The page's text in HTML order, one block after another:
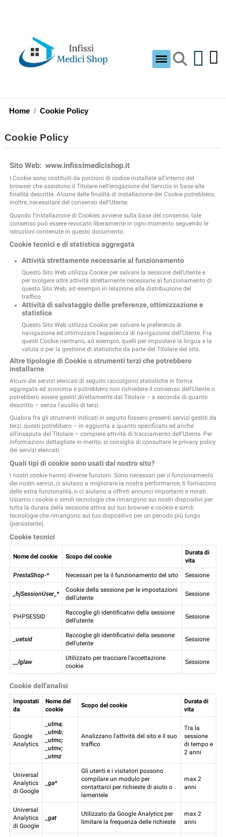
Home Cookie Policy
Cookie Policy
Sito Web: www.infissimedicishop.it
I Cookie sono costituiti da porzioni di codice installate all'interno del
browser che assistono il Titolare nell’erogazione del Servizio in base alle
finalità descritte. Alcune delle finalità di installazione dei Cookie potrebbero,
inoltre, necessitare del consenso dell'Utente.
Quando l’installazione di Cookies avviene sulla base del consenso, tale
consenso può essere revocato liberamente in ogni momento seguendo le
istruzioni contenute in questo documento.
Cookie tecnici e di statistica aggregata
Attività strettamente necessarie al funzionamento
Questo Sito Web utilizza Cookie per salvare la sessione dell'Utente e
per svolgere altre attività strettamente necessarie al funzionamento di
questo Sito Web, ad esempio in relazione alla distribuzione del
traffico.
Attività di salvataggio delle preferenze, ottimizzazione e
statistica
Questo Sito Web utilizza Cookie per salvare le preferenze di
navigazione ed ottimizzare l'esperienza di navigazione dell'Utente. Fra
questi Cookie rientrano, ad esempio, quelli per impostare la lingua e la
valuta o per la gestione di statistiche da parte del Titolare del sito.
Altre tipologie di Cookie o strumenti terzi che potrebbero
installarne
Alcuni dei servizi elencati di seguito raccolgono statistiche in forma
aggregata ed anonima e potrebbero non richiedere il consenso dell'Utente o
potrebbero essere gestiti direttamente dal Titolare – a seconda di quanto
descritto – senza l'ausilio di terzi.
Qualora fra gli strumenti indicati in seguito fossero presenti servizi gestiti da
terzi, questi potrebbero – in aggiunta a quanto specificato ed anche
all’insaputa del Titolare – compiere attività di tracciamento dell’Utente. Per
informazioni dettagliate in merito, si consiglia di consultare le privacy policy
dei servizi elencati.
Quali tipi di cookie sono usati dal nostro sito?
I nostri cookie hanno diverse funzioni. Sono necessari per il funzionamento
dei nostri servizi, ci aiutano a migliorare la nostra performance, ti forniscono
delle extra funzionalità, o ci aiutano a offrirti annunci importanti e mirati.
Usiamo i cookie o simili tecnologie che rimangono sui nostri dispositivi per
tutta la durata della sessione attiva sul tuo browser e cookie e simili
tecnologie che rimangono sul tuo dispositivo per un periodo più lungo
(persistente).
Cookie tecnici
Nome del cookie Scopo del cookie
Durata di
vita
PrestaShop-* Necessari per la il funzionamento del sito Sessione
_hjSessionUser_*
Cookie della sessione per le impostazioni
dell'utente
Sessione
PHPSESSID
Raccoglie gli identificativi della sessione
dell'utente
Sessione
_uetsid
Raccoglie gli identificativi della sessione
dell'utente
Sessione
__lglaw
Utilizzato per tracciare l'accettazione
cookie
Sessione
Cookie dell'analisi
Impostati
da
Nome del
cookie
Scopo del cookie
Durata di
vita
Google
Analytics
_utma;
_utmb;
_utmc;
_utmv;
_utmz
Analizzano l'attività del sito e il suo
traffico
Tra la
sessione
di tempo e
2 anni
Universal
Analytics
di Google
_ga*
Gli utenti e i visitatori possono
compilare un modulo per
contattarci per richieste di aiuto o
lamentele
max 2
anni
Universal
Analytics
di Google
_gat
Utilizzato da Google Analytics per
limitare la frequenza delle richieste
max 2
anni